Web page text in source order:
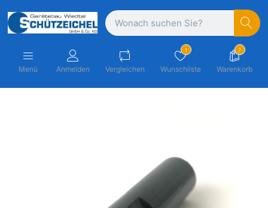
Menü Anmelden Vergleichen
1
Wunschliste
7
Warenkorb